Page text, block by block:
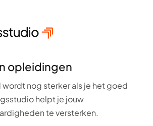
opleidingen
wordt nog sterker als je het goed
helpt je jouw
te versterken.